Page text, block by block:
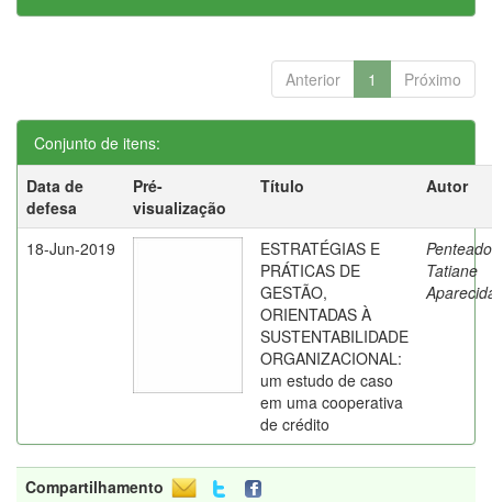
Anterior 1 Próximo
Conjunto de itens:
Data de
defesa
Pré-
visualização
Título Autor
18-Jun-2019
ESTRATÉGIAS E
PRÁTICAS DE
GESTÃO,
ORIENTADAS À
SUSTENTABILIDADE
ORGANIZACIONAL:
um estudo de caso
em uma cooperativa
de crédito
Tatiane
Compartilhamento